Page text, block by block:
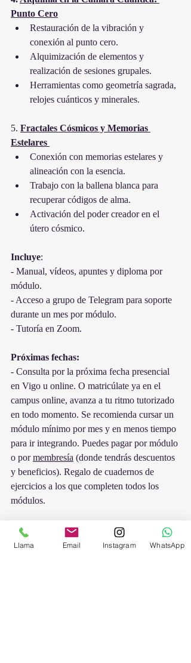
Punto Cero
Restauración de la vibración y
conexión al punto cero.
Alquimización de elementos y
realización de sesiones grupales.
Herramientas como geometría sagrada,
relojes cuánticos y minerales.
5. Fractales Cósmicos y Memorias
Estelares
Conexión con memorias estelares y
alineación con la esencia.
Trabajo con la ballena blanca para
recuperar códigos de alma.
Activación del poder creador en el
útero cósmico.
Incluye:
- Manual, vídeos, apuntes y diploma por
módulo.
- Acceso a grupo de Telegram para soporte
durante un mes por módulo.
- Tutoría en Zoom.
Próximas fechas:
- Consulta por la próxima fecha presencial
en Vigo u online. O matricúlate ya en el
campus online, avanza a tu ritmo tutorizado
en todo momento. Se recomienda cursar un
módulo mínimo por mes y en menos tiempo
para ir integrando. Puedes pagar por módulo
o por membresía (donde tendrás descuentos
y beneficios). Regalo de cuadernos de
ejercicios a los que completen todos los
módulos.
Facilitadora
: Sabela Bernárdez,
canalizadora del sistema.
Llama Email Instagram WhatsApp